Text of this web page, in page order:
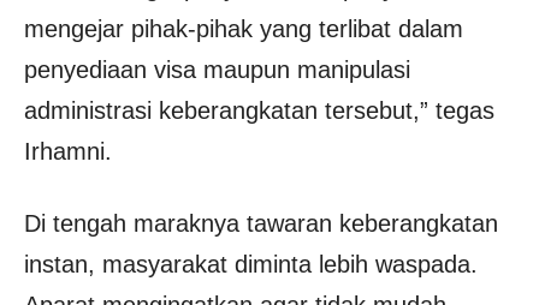
mengejar pihak-pihak yang terlibat dalam
penyediaan visa maupun manipulasi
administrasi keberangkatan tersebut,” tegas
Irhamni.
Di tengah maraknya tawaran keberangkatan
instan, masyarakat diminta lebih waspada.